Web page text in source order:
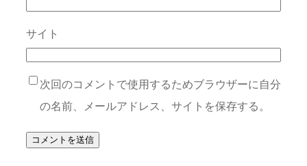
サイト
次回のコメントで使用するためブラウザーに自分
の名前、メールアドレス、サイトを保存する。